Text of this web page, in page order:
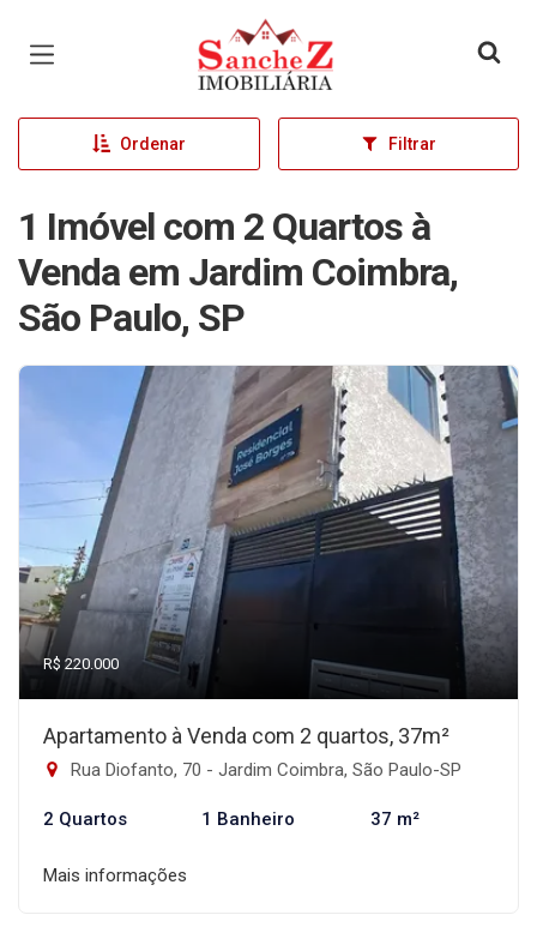
Página inicial
Ordenar Filtrar
1 Imóvel com 2 Quartos à
Venda em Jardim Coimbra,
São Paulo, SP
R$ 220.000
Apartamento à Venda com 2 quartos, 37m²
Rua Diofanto, 70 - Jardim Coimbra, São Paulo-SP
2 Quartos 1 Banheiro 37 m²
Mais informações